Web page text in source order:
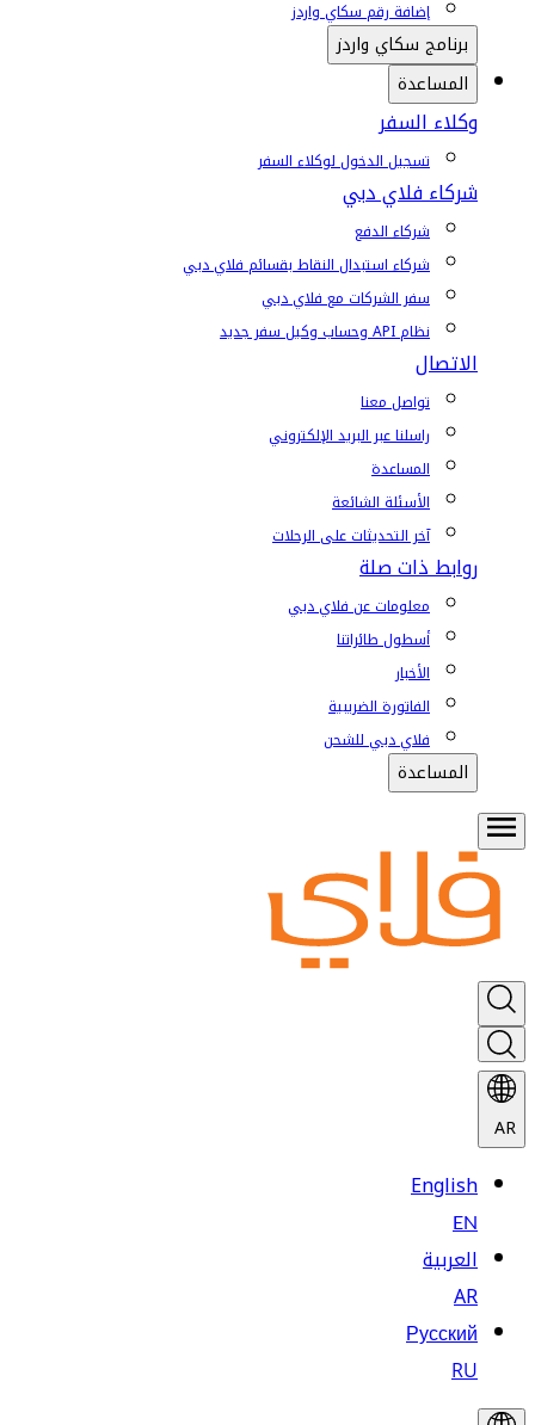
إضافة رقم سكاي واردز
برنامج سكاي واردز
المساعدة
وكلاء السفر
تسجيل الدخول لوكلاء السفر
شركاء فلاي دبي
شركاء الدفع
شركاء استبدال النقاط بقسائم فلاي دبي
سفر الشركات مع فلاي دبي
نظام API وحساب وكيل سفر جديد
الاتصال
تواصل معنا
راسلنا عبر البريد الإلكتروني
المساعدة
الأسئلة الشائعة
آخر التحديثات على الرحلات
روابط ذات صلة
معلومات عن فلاي دبي
أسطول طائراتنا
الأخبار
الفاتورة الضريبية
فلاي دبي للشحن
المساعدة
AR
English
EN
العربية
AR
Русский
RU